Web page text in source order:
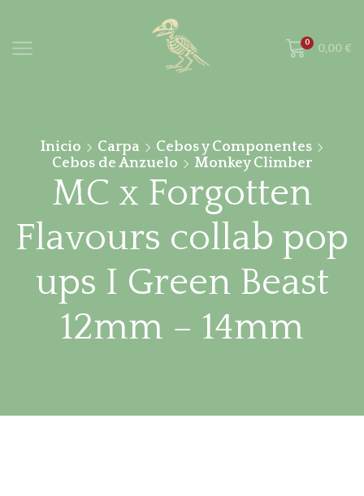
0 0,00 €
Inicio Carpa
Cebos y Componentes
Cebos de Anzuelo
Monkey Climber
MC x Forgotten
Flavours collab pop
ups I Green Beast
12mm – 14mm